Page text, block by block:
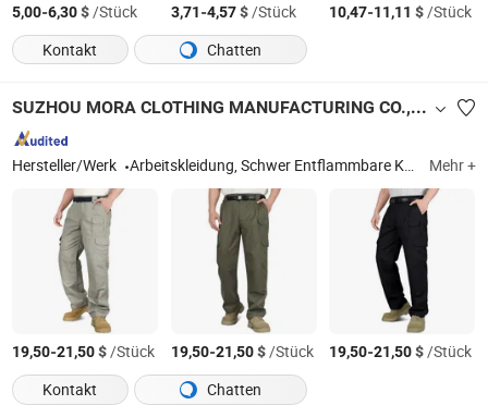
5,00-6,30$/Stück 3,71-4,57$/Stück 10,47-11,11 $/Stück
Kontakt
Chatten
SUZHOU MORA CLOTHING MANUFACTURING CO., LTD.
Hersteller/Werk Arbeitskleidung, Schwer Entflammbare Kleidung, Feuerhemmende Kleidung Mehr +
19,50-21,50$/Stück 19,50-21,50$/Stück 19,50-21,50$/Stück
Kontakt
Chatten